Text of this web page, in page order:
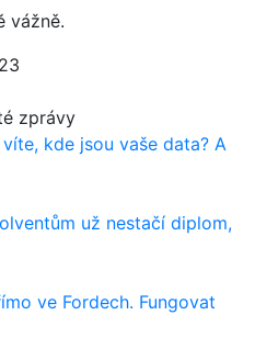
vážně.
zprávy
kde jsou vaše data? A
už nestačí diplom,
ve Fordech. Fungovat